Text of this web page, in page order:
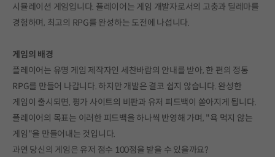
시뮬레이션 게임입니다. 플레이어는 게임 개발자로서의 고충과 딜레마를
경험하며, 최고의 RPG를 완성하는 도전에 나섭니다.
게임의 배경
플레이어는 유명 게임 제작자인 세찬바람의 안내를 받아, 한 편의 정통
RPG를 만들어 나갑니다. 하지만 개발은 결코 쉽지 않습니다. 완성한
게임이 출시되면, 평가 사이트의 비판과 유저 피드백이 쏟아지게 됩니다.
플레이어의 목표는 이러한 피드백을 하나씩 반영해 가며, "욕 먹지 않는
게임"을 만들어내는 것입니다.
과연 당신의 게임은 유저 점수 100점을 받을 수 있을까요?